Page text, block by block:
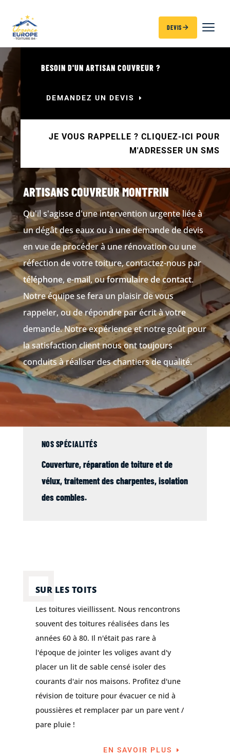
DEVIS
BESOIN D'UN ARTISAN COUVREUR ?
DEMANDEZ UN DEVIS
JE VOUS RAPPELLE ? CLIQUEZ-ICI POUR
M'ADRESSER UN SMS
ARTISANS COUVREUR MONTFRIN
Qu'il s'agisse d'une intervention urgente liée à
un dégât des eaux ou à une demande de devis
en vue de procéder à une rénovation ou une
réfection de votre toiture, contactez-nous par
téléphone, e-mail, ouformulaire de contact.
Notre équipe se fera un plaisir de vous
rappeler, ou de répondre par écrit à votre
demande. Notre expérience et notre goût pour
la satisfaction client nous ont toujours
conduits à réaliser des chantiers de qualité.
NOS SPÉCIALITÉS
Couverture, réparation detoitureet de
vélux,traitement des charpentes,isolation
des combles.
SUR LES TOITS
Les toitures vieillissent. Nous rencontrons
souvent des toitures réalisées dans les
années 60 à 80. Il n'était pas rare à
l'époque de jointer les voliges avant d'y
placer un lit de sable censé isoler des
courants d'air nos maisons. Profitez d'une
révision de toiture pour évacuer ce nid à
poussières et remplacer par un pare vent /
pare pluie !
EN SAVOIR PLUS